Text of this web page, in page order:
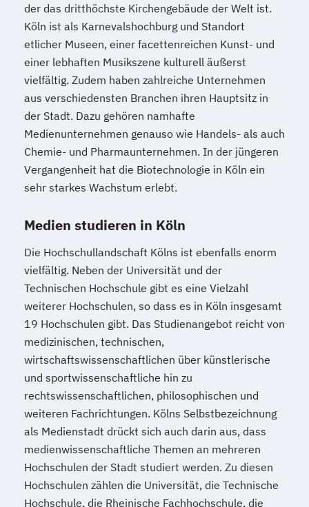
der das dritthöchste Kirchengebäude der Welt ist.
Köln ist als Karnevalshochburg und Standort
etlicher Museen, einer facettenreichen Kunst- und
einer lebhaften Musikszene kulturell äußerst
vielfältig. Zudem haben zahlreiche Unternehmen
aus verschiedensten Branchen ihren Hauptsitz in
der Stadt. Dazu gehören namhafte
Medienunternehmen genauso wie Handels- als auch
Chemie- und Pharmaunternehmen. In der jüngeren
Vergangenheit hat die Biotechnologie in Köln ein
sehr starkes Wachstum erlebt.
Medien studieren in Köln
Die Hochschullandschaft Kölns ist ebenfalls enorm
vielfältig. Neben der Universität und der
Technischen Hochschule gibt es eine Vielzahl
weiterer Hochschulen, so dass es in Köln insgesamt
19 Hochschulen gibt. Das Studienangebot reicht von
medizinischen, technischen,
wirtschaftswissenschaftlichen über künstlerische
und sportwissenschaftliche hin zu
rechtswissenschaftlichen, philosophischen und
weiteren Fachrichtungen. Kölns Selbstbezeichnung
als Medienstadt drückt sich auch darin aus, dass
medienwissenschaftliche Themen an mehreren
Hochschulen der Stadt studiert werden. Zu diesen
Hochschulen zählen die Universität, die Technische
Hochschule, die Rheinische Fachhochschule, die